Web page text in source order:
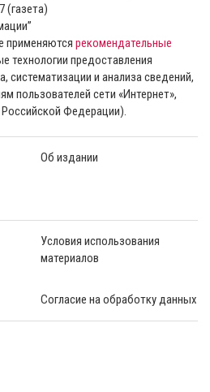
(газета)
применяются рекомендательные
технологии предоставления
систематизации и анализа сведений,
пользователей сети «Интернет»,
Федерации).
Об издании
Условия использования
материалов
Согласие на обработку данных